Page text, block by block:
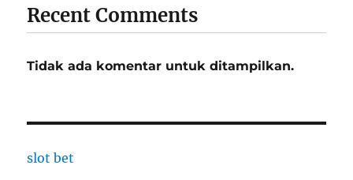
Recent Comments
Tidak ada komentar untuk ditampilkan.
slot bet